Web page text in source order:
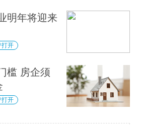
明年将迎来
打开
槛 房企须
打开